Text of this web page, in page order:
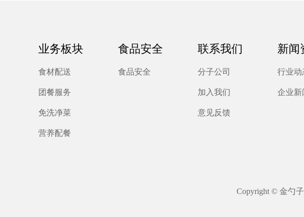
业务板块
食材配送
团餐服务
免洗净菜
营养配餐
食品安全
食品安全
联系我们
分子公司
加入我们
意见反馈
新闻
行业动
企业新
Copyright © 金勺